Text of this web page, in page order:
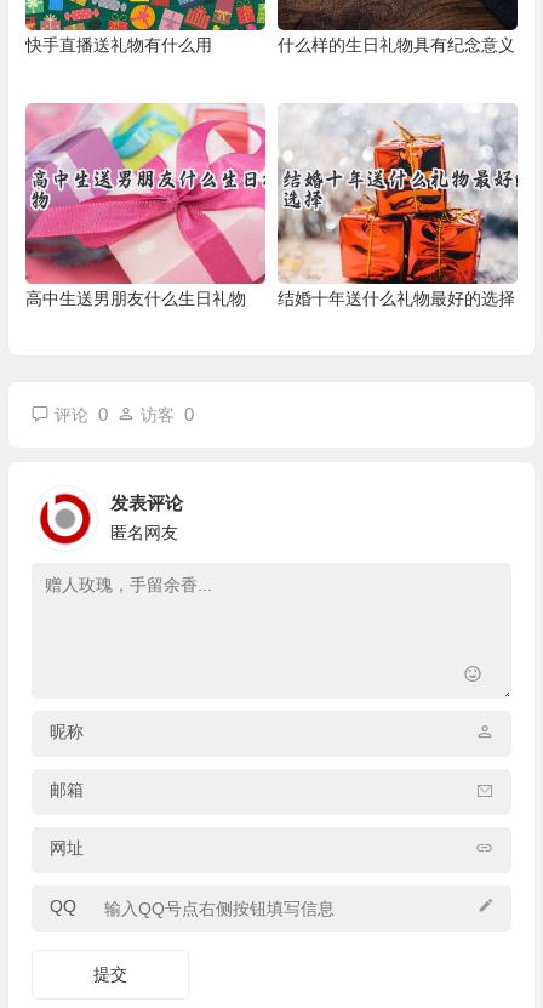
快手直播送礼物有什么用 什么样的生日礼物具有纪念意义
高中生送男朋友什么生日礼物 结婚十年送什么礼物最好的选择
评论 0 访客 0
发表评论
匿名网友
昵称
邮箱
网址
QQ